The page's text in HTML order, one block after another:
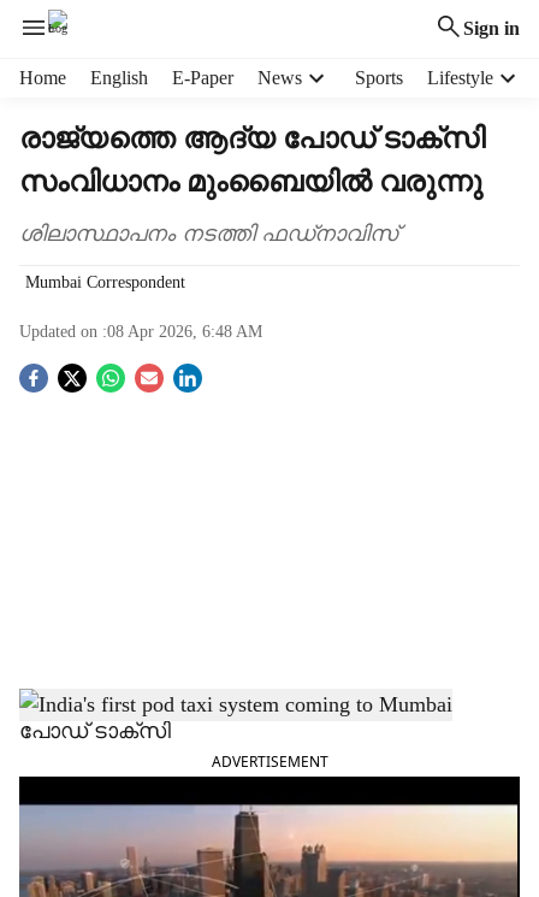
Sign in
Home English E-Paper News Sports Lifestyle
രാജ്യത്തെ ആദ്യ പോഡ് ടാക്‌സി
സംവിധാനം മുംബൈയില്‍ വരുന്നു
ശിലാസ്ഥാപനം നടത്തി ഫഡ്‌നാവിസ്
Mumbai Correspondent
Updated on :08 Apr 2026, 6:48 AM
S
h
a
e
പോഡ് ടാക്‌സി
ADVERTISEMENT